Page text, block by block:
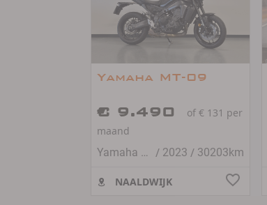
Yamaha MT-09
€ 9.490
of € 131 per
maand
Yamaha MT-09
/ 2023 / 30203km
NAALDWIJK